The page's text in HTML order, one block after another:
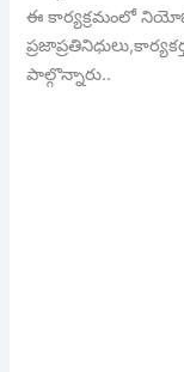
ఈ కార్యక్రమంలో
పాల్గొన్నారు..